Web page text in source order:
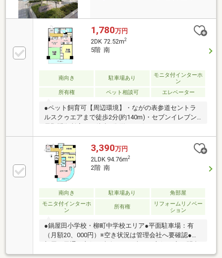
1,780万円
2DK 72.52m2
5階 南
南向き 駐車場あり
モニタ付インターホ
ン
所有権
ペット相談可 エレベーター
●ペット飼育可【周辺環境】・ながの表参道セントラ
ルスクゥエアまで徒歩2分(約140m)・セブンイレブン
長野問御所店まで徒歩4分(約250m)・ファミリーマー
ト長野大通り店まで徒歩5分(約370m)・綿半スーパー
センター権堂店まで徒歩7分(約560m)・TOMATO食品
館まで徒歩7分(約520m)・長野グランドシネマズまで
徒歩7分(約550m)・長野中央病院まで徒歩9分(約
710m)・長野市役所まで徒歩11分(約880m)
3,390万円
2LDK 94.76m2
2階 南
南向き 駐車場あり
角部屋
モニタ付インターホ
ン
所有権
リフォームリノベー
ション
●鍋屋田小学校・柳町中学校エリア●平面駐車場：有
（月額20、000円）※空き状況は管理会社へ要確認●角
部屋で風通し良好、南向きで日当たり良好！◇お問合
せは下記お電話番号やホームページでも受付中！！・